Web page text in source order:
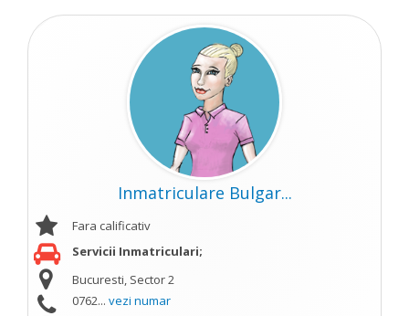
Inmatriculare Bulgar...
Fara calificativ
Servicii Inmatriculari;
Bucuresti, Sector 2
0762... vezi numar